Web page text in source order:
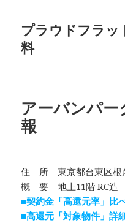
プラウドフラッ
料
アーバンパ
報
住 所 東京都台東区根
概 要 地上11階 RC造
■契約金「高還元率」比
■高還元「対象物件」詳